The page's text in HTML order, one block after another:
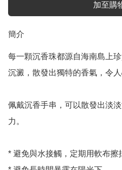
加至購
簡介
每一顆沉香珠都源自海南島上
沉澱，散發出獨特的香氣，令
佩戴沉香手串，可以散發出淡
力。
* 避免與水接觸，定期用軟布擦